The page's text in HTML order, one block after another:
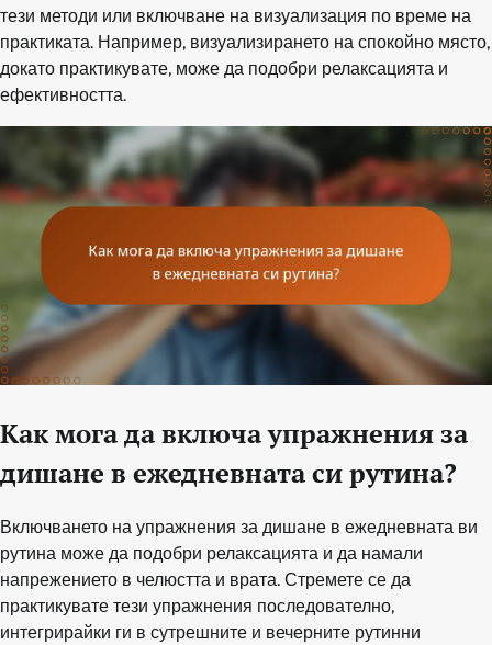
тези методи или включване на визуализация по време на
практиката. Например, визуализирането на спокойно място,
докато практикувате, може да подобри релаксацията и
ефективността.
Как мога да включа упражнения за
дишане в ежедневната си рутина?
Включването на упражнения за дишане в ежедневната ви
рутина може да подобри релаксацията и да намали
напрежението в челюстта и врата. Стремете се да
практикувате тези упражнения последователно,
интегрирайки ги в сутрешните и вечерните рутинни